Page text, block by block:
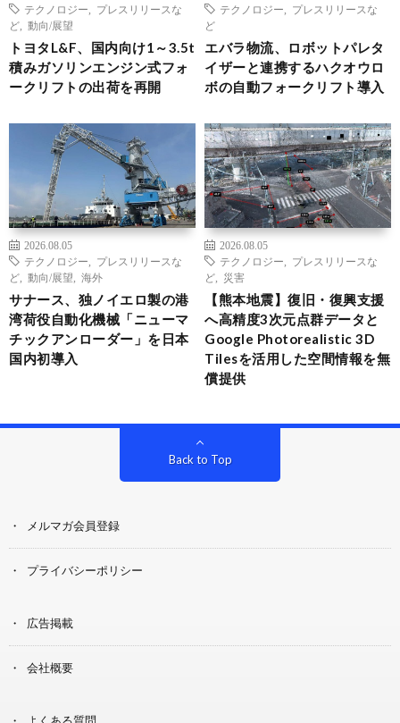
テクノロジー
プレスリリースな
ど
動向/展望
トヨタL&F、国内向け1～3.5t
積みガソリンエンジン式フォ
ークリフトの出荷を再開
テクノロジー
プレスリリースな
ど
エバラ物流、ロボットパレタ
イザーと連携するハクオウロ
ボの自動フォークリフト導入
2026.08.05
テクノロジー
プレスリリースな
ど
動向/展望 海外
サナース、独ノイエロ製の港
湾荷役自動化機械「ニューマ
チックアンローダー」を日本
国内初導入
2026.08.05
テクノロジー
プレスリリースな
ど
災害
【熊本地震】復旧・復興支援
へ高精度3次元点群データと
Google Photorealistic 3D
Tilesを活用した空間情報を無
償提供
Back to Top
メルマガ会員登録
プライバシーポリシー
広告掲載
会社概要